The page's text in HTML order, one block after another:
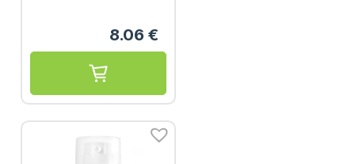
8.06 €